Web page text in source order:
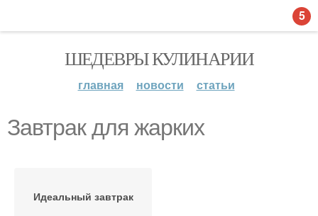
ШЕДЕВРЫ КУЛИНАРИИ
главная новости статьи
Завтрак для жарких
Идеальный завтрак
5